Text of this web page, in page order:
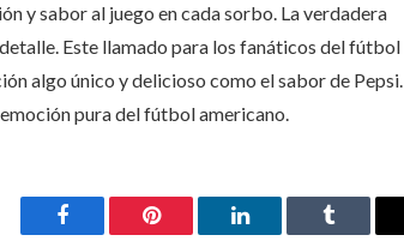
y sabor al juego en cada sorbo. La verdadera
Este llamado para los fanáticos del fútbol
algo único y delicioso como el sabor de Pepsi.
pura del fútbol americano.
Facebook Pinterest LinkedIn Tumblr